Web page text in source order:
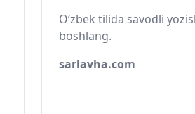
O‘zbek tilida savodli
boshlang.
sarlavha.com